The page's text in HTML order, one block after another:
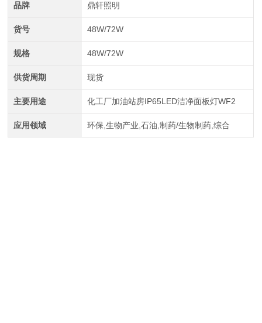
品牌 鼎轩照明
货号 48W/72W
规格 48W/72W
供货周期 现货
主要用途 化工厂加油站房IP65LED洁净面板灯WF2
应用领域 环保,生物产业,石油,制药/生物制药,综合